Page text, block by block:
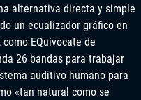
alternativa directa y simple
un ecualizador gráfico en
EQuivocate de
26 bandas para trabajar
auditivo humano para
«tan natural como se